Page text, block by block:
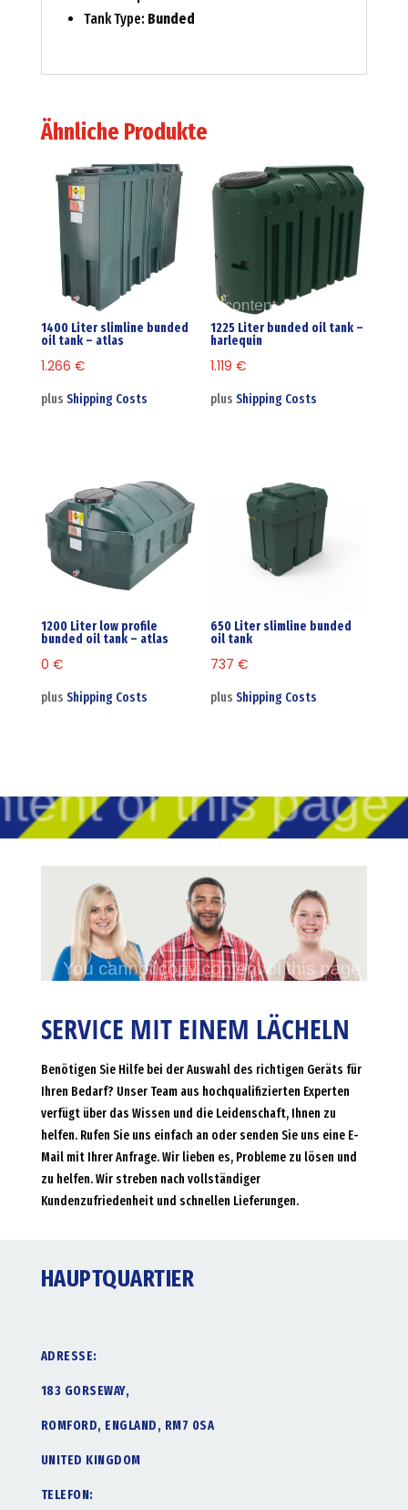
Tank Type: Bunded
Ähnliche Produkte
1400 Liter slimline bunded
oil tank – atlas
1.266 €
plus Shipping Costs
1225 Liter bunded oil tank –
harlequin
1.119€
plusShipping Costs
1200 Liter low profile
bunded oil tank – atlas
0 €
plus Shipping Costs
650 Liter slimline bunded
oil tank
737€
plusShipping Costs
SERVICE MIT EINEM LÄCHELN
Benötigen Sie Hilfe bei der Auswahl des richtigen Geräts für
Ihren Bedarf? Unser Team aus hochqualifizierten Experten
verfügt über das Wissen und die Leidenschaft, Ihnen zu
helfen. Rufen Sie uns einfach an oder senden Sie uns eine E-
Mail mit Ihrer Anfrage. Wir lieben es, Probleme zu lösen und
zu helfen. Wir streben nach vollständiger
Kundenzufriedenheit und schnellen Lieferungen.
HAUPTQUARTIER
ADRESSE:
183 GORSEWAY,
ROMFORD, ENGLAND, RM7 0SA
UNITED KINGDOM
TELEFON: